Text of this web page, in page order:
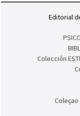
Editorial
Colección